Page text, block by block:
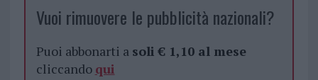
Vuoi rimuovere le pubblicità nazionali?
Puoi abbonarti a soli € 1,10 al mese
cliccando qui